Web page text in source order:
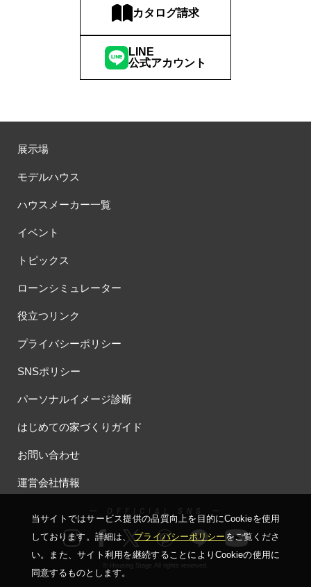
カタログ請求
LINE
公式アカウント
展示場
モデルハウス
ハウスメーカー一覧
イベント
トピックス
ローンシミュレーター
役立つリンク
プライバシーポリシー
SNSポリシー
パーソナルイメージ診断
はじめての家づくりガイド
お問い合わせ
運営会社情報
ー OFFICIAL SNS ー
© Housing Stage All rights reserved.
当サイトではサービス提供の品質向上を⽬的にCookieを使⽤
しております。詳細は、プライバシーポリシーをご覧くださ
い。
また、サイト利⽤を継続することによりCookieの使⽤に
同意するものとします。